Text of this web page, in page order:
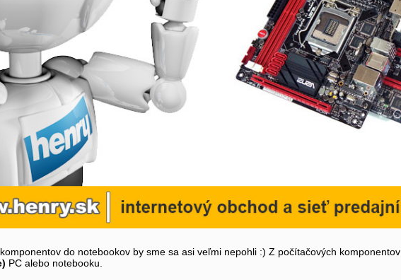
do notebookov by sme sa asi veľmi nepohli :) Z počítačových komponentov
PC alebo notebooku.